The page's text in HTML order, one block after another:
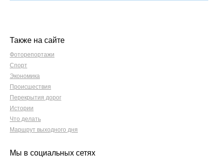
Также на сайте
Фоторепортажи
Спорт
Экономика
Происшествия
Перекрытия дорог
Истории
Что делать
Маршрут выходного дня
Мы в социальных сетях